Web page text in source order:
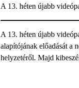
A 13. héten újabb
A 13. héten újabb
alapítójának előadását a
helyzetéről. Majd